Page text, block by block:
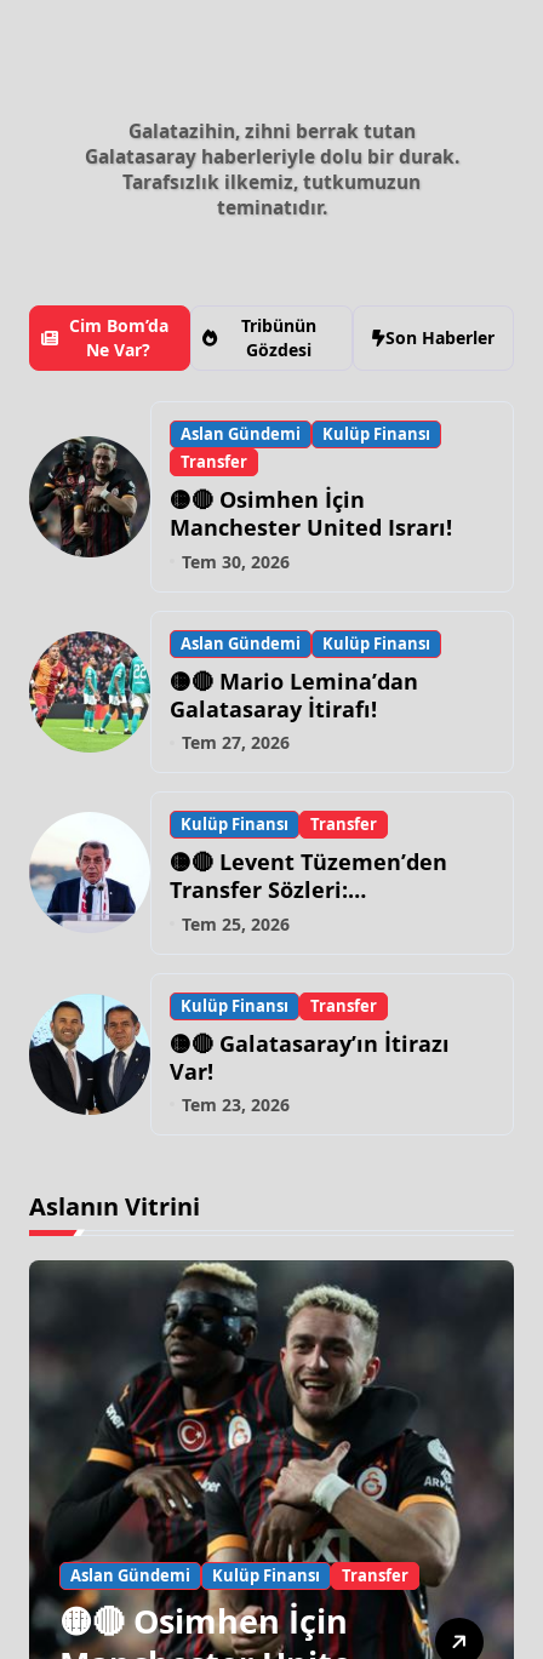
Galatazihin, zihni berrak tutan
Galatasaray haberleriyle dolu bir durak.
Tarafsızlık ilkemiz, tutkumuzun
teminatıdır.
Cim Bom’da
Ne Var?
Tribünün
Gözdesi
Son Haberler
Aslan Gündemi
Kulüp Finansı
Transfer
🟡🔴 Osimhen İçin
Manchester United Israrı!
Tem 30, 2026
Aslan Gündemi Kulüp Finansı
🟡🔴 Mario Lemina’dan
Galatasaray İtirafı!
Tem 27, 2026
Kulüp Finansı Transfer
🟡🔴 Levent Tüzemen’den
Transfer Sözleri:
“Galatasaray’ın Zirve
Tem 25, 2026
Kulüp Finansı Transfer
🟡🔴 Galatasaray’ın İtirazı
Var!
Tem 23, 2026
Aslanın Vitrini
Aslan Gündemi Kulüp Finansı Transfer
🟡🔴 Osimhen İçin